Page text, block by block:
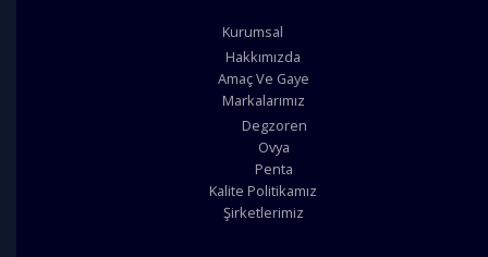
Kurumsal
Hakkımızda
Amaç Ve Gaye
Markalarımız
Degzoren
Ovya
Penta
Kalite Politikamız
Şirketlerimiz